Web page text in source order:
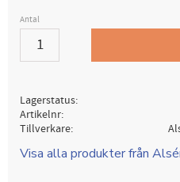
Antal
Lagerstatus
Artikelnr
Tillverkare
Visa alla produkter från